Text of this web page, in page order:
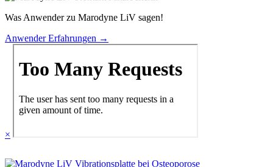
Was Anwender zu Marodyne LiV sagen!
Anwender Erfahrungen →
×